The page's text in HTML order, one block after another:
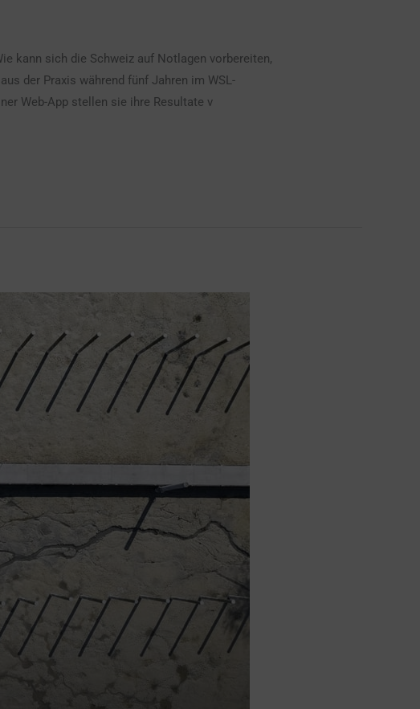
kann sich die Schweiz auf Notlagen vorbereiten,
der Praxis während fünf Jahren im WSL-
Web-App stellen sie ihre Resultate v